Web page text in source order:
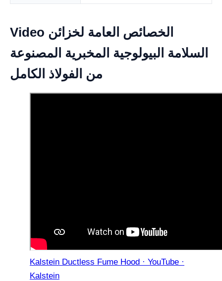
Video الخصائص العامة لخزائن
السلامة البيولوجية المخبرية المصنوعة
من الفولاذ الكامل
Kalstein Ductless Fume Hood · YouTube ·
Kalstein